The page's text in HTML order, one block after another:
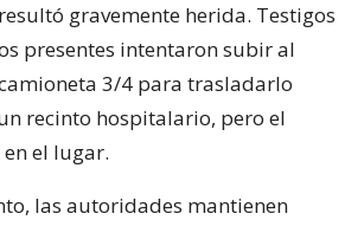
gravemente herida. Testigos
presentes intentaron subir al
3/4 para trasladarlo
recinto hospitalario, pero el
el lugar.
las autoridades mantienen